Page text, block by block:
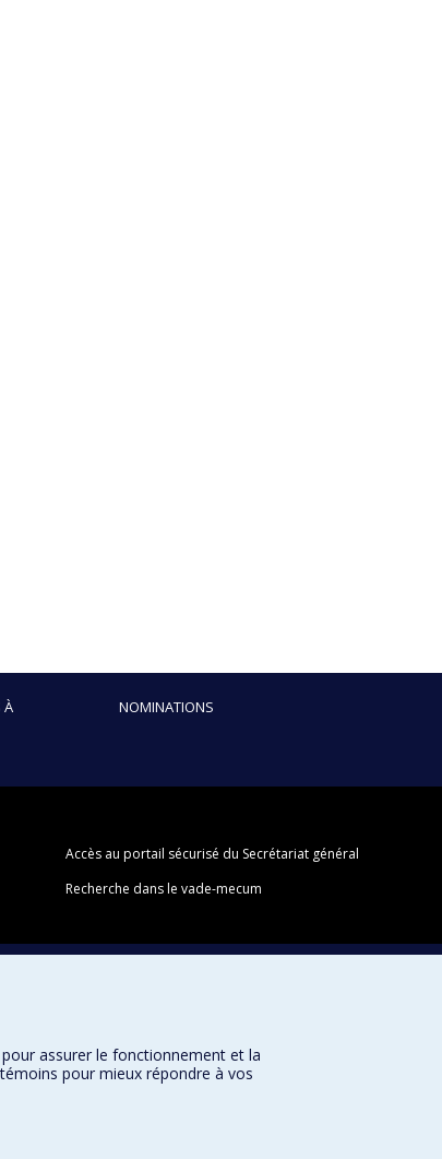
À
NOMINATIONS
Accès au portail sécurisé du Secrétariat général
Recherche dans le vade-mecum
assurer le fonctionnement et la
pour mieux répondre à vos